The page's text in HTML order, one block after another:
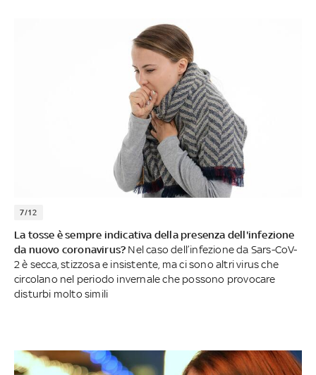
7/12
La tosse è sempre indicativa della presenza dell'infezione
da nuovo coronavirus? Nel caso dell’infezione da Sars-CoV-
2 è secca, stizzosa e insistente, ma ci sono altri virus che
circolano nel periodo invernale che possono provocare
disturbi molto simili